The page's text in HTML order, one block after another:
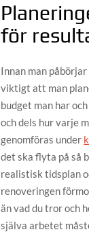
för
Innan man
viktigt att man
budget man har
och dels hur varje
genomföras under
det ska flyta på så
realistisk tidsplan
renoveringen
än vad du tror och
själva arbetet